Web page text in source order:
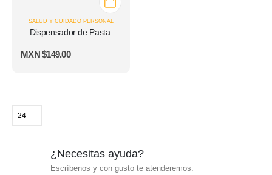
SALUD Y CUIDADO PERSONAL
Dispensador de Pasta.
MXN $149.00
¿Necesitas ayuda?
Escríbenos y con gusto te atenderemos.